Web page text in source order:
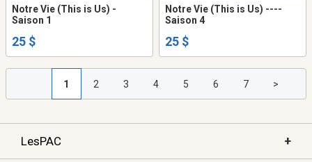
Notre Vie (This is Us) -
Saison 1
25 $
Notre Vie (This is Us) ----
Saison 4
25 $
1 2 3 4 5 6 7 >
LesPAC +